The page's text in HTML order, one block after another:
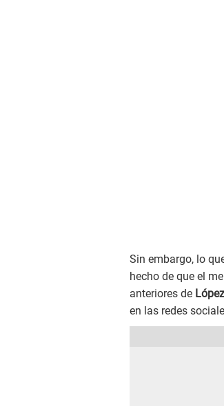
Sin embargo, lo
hecho de que el
anteriores de López
en las redes